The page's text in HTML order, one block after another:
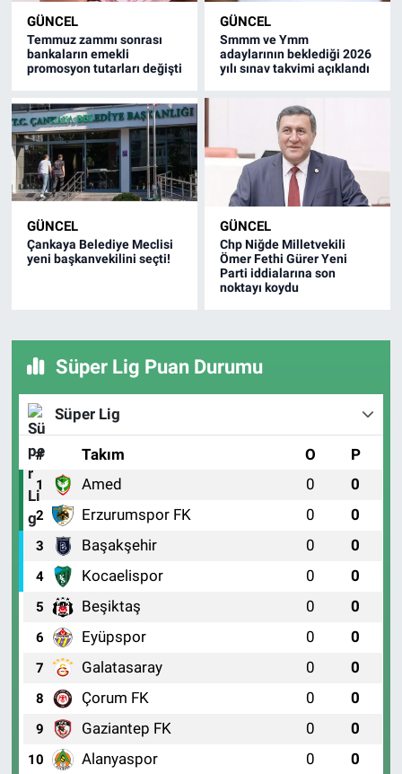
GÜNCEL
Temmuz zammı sonrası
bankaların emekli
promosyon tutarları değişti
GÜNCEL
Smmm ve Ymm
adaylarının beklediği 2026
yılı sınav takvimi açıklandı
GÜNCEL
Çankaya Belediye Meclisi
yeni başkanvekilini seçti!
GÜNCEL
Chp Niğde Milletvekili
Ömer Fethi Gürer Yeni
Parti iddialarına son
noktayı koydu
Süper Lig Puan Durumu
Süper Lig
# Takım O P
1 Amed 0 0
2 Erzurumspor FK 0 0
3 Başakşehir 0 0
4 Kocaelispor 0 0
5 Beşiktaş 0 0
6 Eyüpspor 0 0
7 Galatasaray 0 0
8 Çorum FK 0 0
9 Gaziantep FK 0 0
10 Alanyaspor 0 0